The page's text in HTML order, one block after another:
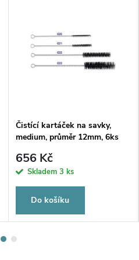
Čistící kartáček na savky,
medium, průměr 12mm, 6ks
656 Kč
Skladem 3 ks
Do košíku